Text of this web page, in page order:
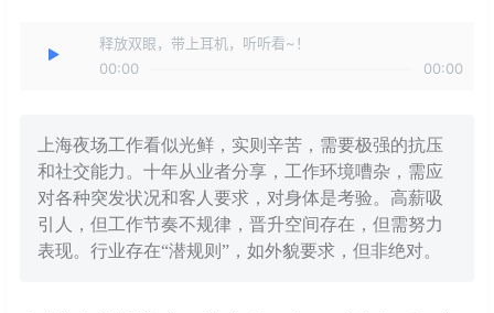
释放双眼，带上耳机，听听看~！
00:00
00:00
上海夜场工作看似光鲜，实则辛苦，需要极强的抗压
和社交能力。十年从业者分享，工作环境嘈杂，需应
对各种突发状况和客人要求，对身体是考验。高薪吸
引人，但工作节奏不规律，晋升空间存在，但需努力
表现。行业存在“潜规则”，如外貌要求，但非绝对。